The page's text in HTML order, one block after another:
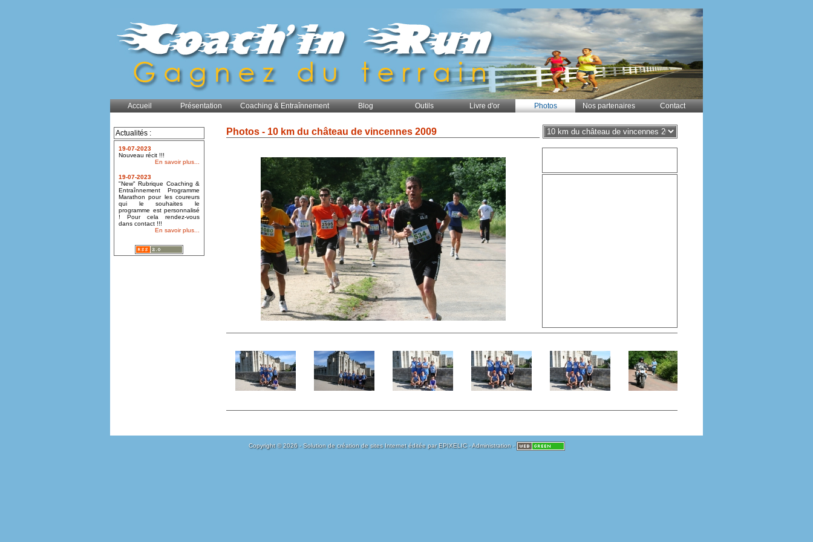
Accueil Présentation Coaching & Entraînnement Blog Outils Livre d'or Photos Nos partenaires Contact
Actualités :
19-07-2023
Nouveau récit !!!
En savoir plus...
19-07-2023
"New" Rubrique Coaching &
Entraînnement Programme
Marathon pour les coureurs
qui le souhaites le
programme est personnalisé
! Pour cela rendez-vous
dans contact !!!
En savoir plus...
Photos - 10 km du château de vincennes 2009
Copyright © 2026 - Solution de création de sites Internet éditée parEPIXELIC-Administration-